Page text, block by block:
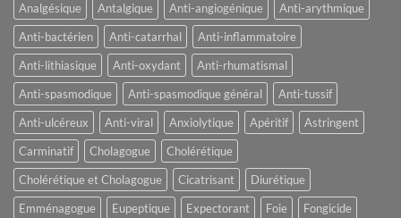
Analgésique Antalgique Anti-angiogénique
Anti-arythmique
Anti-bactérien
Anti-catarrhal
Anti-inflammatoire
Anti-lithiasique
Anti-oxydant
Anti-rhumatismal
Anti-spasmodique
Anti-spasmodique général
Anti-tussif
Anti-ulcéreux
Anti-viral Anxiolytique Apéritif
Astringent
Carminatif
Cholagogue
Cholérétique
Cholérétique et Cholagogue
Cicatrisant
Diurétique
Emménagogue
Eupeptique Expectorant Foie
Fongicide